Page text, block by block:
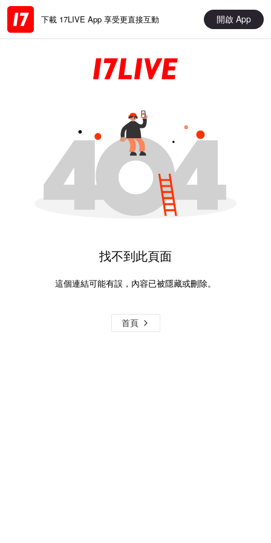
下載 17LIVE App 享受更直接互動 開啟 App
找不到此頁面
這個連結可能有誤，內容已被隱藏或刪除。
首頁